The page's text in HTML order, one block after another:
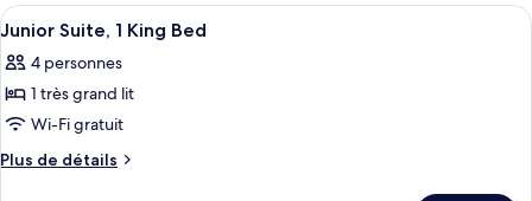
Double
Room,
1
King
Bed
de
Deluxe
Double
King
Bed
Afficher
toutes
les
photos
pour
ce
Une pièce avec un papier peint à
2
Junior Suite, 1 King Bed
4 personnes
1 très grand lit
Wi-Fi gratuit
Plus de détails
Plus